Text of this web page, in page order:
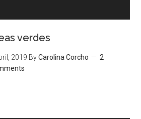
verdes
2019 ByCarolina Corcho
2